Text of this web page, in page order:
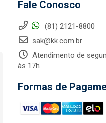
Fale Conosco
(81) 2121-8800
sak@kk.com.br
Atendimento de
às 17h
Formas de